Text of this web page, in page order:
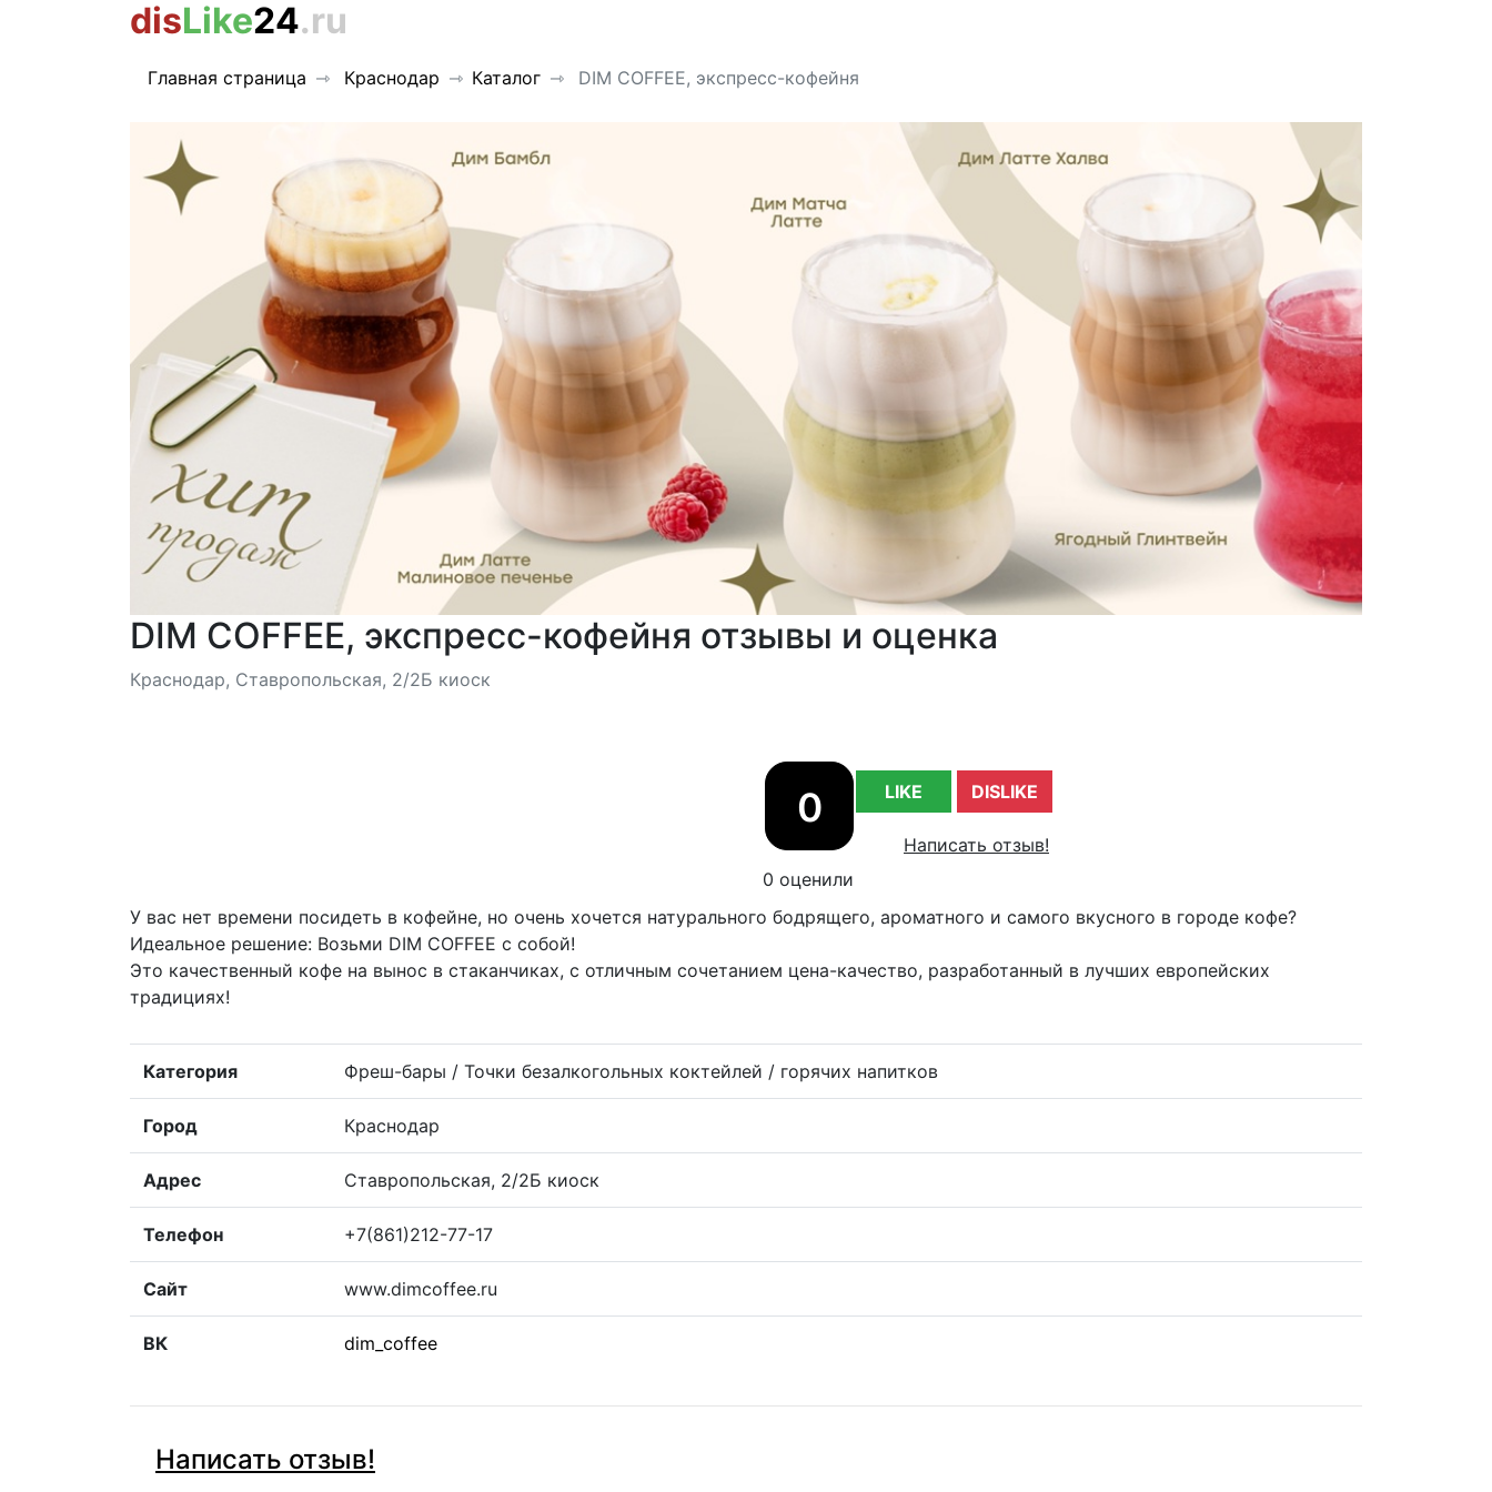
disLike24.ru
Главная страница Краснодар Каталог DIM COFFEE, экспресс-кофейня
DIM COFFEE, экспресс-кофейня отзывы и оценка
Краснодар, Ставропольская, 2/2Б киоск
0 LIKE DISLIKE
Написать отзыв!
0 оценили
У вас нет времени посидеть в кофейне, но очень хочется натурального бодрящего, ароматного и самого вкусного в городе кофе?
Идеальное решение: Возьми DIM COFFEE с собой!
Это качественный кофе на вынос в стаканчиках, с отличным сочетанием цена-качество, разработанный в лучших европейских
традициях!
Категория Фреш-бары / Точки безалкогольных коктейлей / горячих напитков
Город Краснодар
Адрес Ставропольская, 2/2Б киоск
Телефон +7(861)212-77-17
Сайт www.dimcoffee.ru
ВК dim_coffee
Написать отзыв!